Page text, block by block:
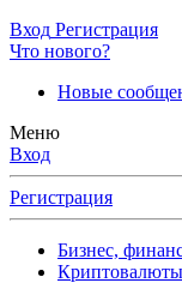
Вход Регистрация
Что нового?
Новые
Меню
Вход
Регистрация
Бизнес,
Криптовалюты